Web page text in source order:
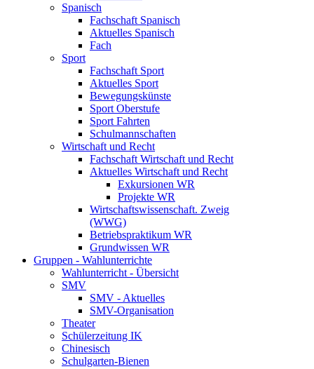
Spanisch
Fachschaft Spanisch
Aktuelles Spanisch
Fach
Sport
Fachschaft Sport
Aktuelles Sport
Bewegungskünste
Sport Oberstufe
Sport Fahrten
Schulmannschaften
Wirtschaft und Recht
Fachschaft Wirtschaft und Recht
Aktuelles Wirtschaft und Recht
Exkursionen WR
Projekte WR
Wirtschaftswissenschaft. Zweig
(WWG)
Betriebspraktikum WR
Grundwissen WR
Gruppen - Wahlunterrichte
Wahlunterricht - Übersicht
SMV
SMV - Aktuelles
SMV-Organisation
Theater
Schülerzeitung IK
Chinesisch
Schulgarten-Bienen